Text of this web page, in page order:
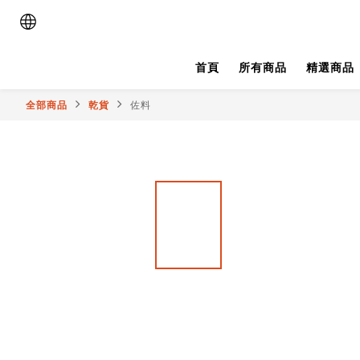
首頁 所有商品 精選商品
全部商品 乾貨 佐料